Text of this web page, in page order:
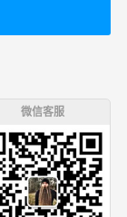
微信客服